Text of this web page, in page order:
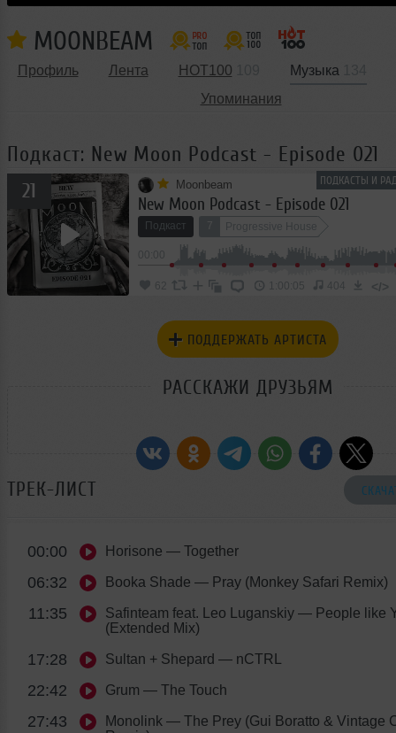
MOONBEAM
Профиль Лента HOT100 Музыка
Упоминания
Подкаст: New Moon Podcast - Episode 021
ПОДКАСТЫ И
21 Moonbeam
New Moon Podcast - Episode 021
Подкаст 7 Progressive House
62 1:00:05 </>
ПОДДЕРЖАТЬ АРТИСТА
РАССКАЖИ ДРУЗЬЯМ
ТРЕК-ЛИСТ
00:00 Horisone — Together
06:32 Booka Shade — Pray (Monkey Safari Remix)
11:35 Safinteam feat. Leo Luganskiy — People like
(Extended Mix)
17:28 Sultan + Shepard — nCTRL
22:42 Grum — The Touch
27:43 Monolink — The Prey (Gui Boratto & Vintage